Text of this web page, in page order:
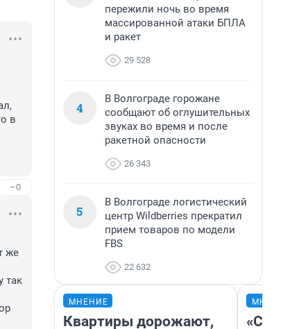
в
–0
же
так
пережили ночь во время
массированной атаки БПЛА
и ракет
29 528
4
В Волгограде горожане
сообщают об оглушительных
звуках во время и после
ракетной опасности
26 343
5
В Волгограде логистический
центр Wildberries прекратил
прием товаров по модели
FBS
22 632
МНЕНИЕ
Квартиры дорожают,